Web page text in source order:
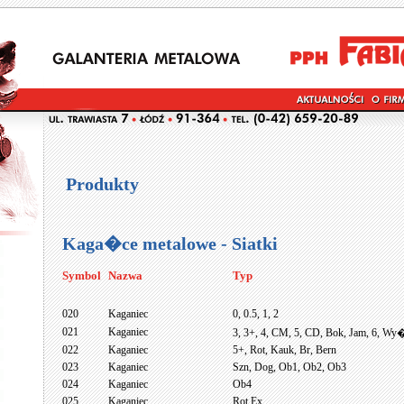
Produkty
Kaga�ce metalowe - Siatki
Symbol Nazwa Typ
020 Kaganiec
0, 0.5, 1, 2
021
Kaganiec
3, 3+, 4, CM, 5, CD, Bok, Jam, 6,
022
Kaganiec
5+, Rot, Kauk, Br, Bern
023
Kaganiec
Szn, Dog, Ob1, Ob2, Ob3
024
Kaganiec
Ob4
025
Kaganiec Rot Ex